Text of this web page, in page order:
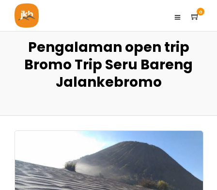
0
Pengalaman open trip
Bromo Trip Seru Bareng
Jalankebromo